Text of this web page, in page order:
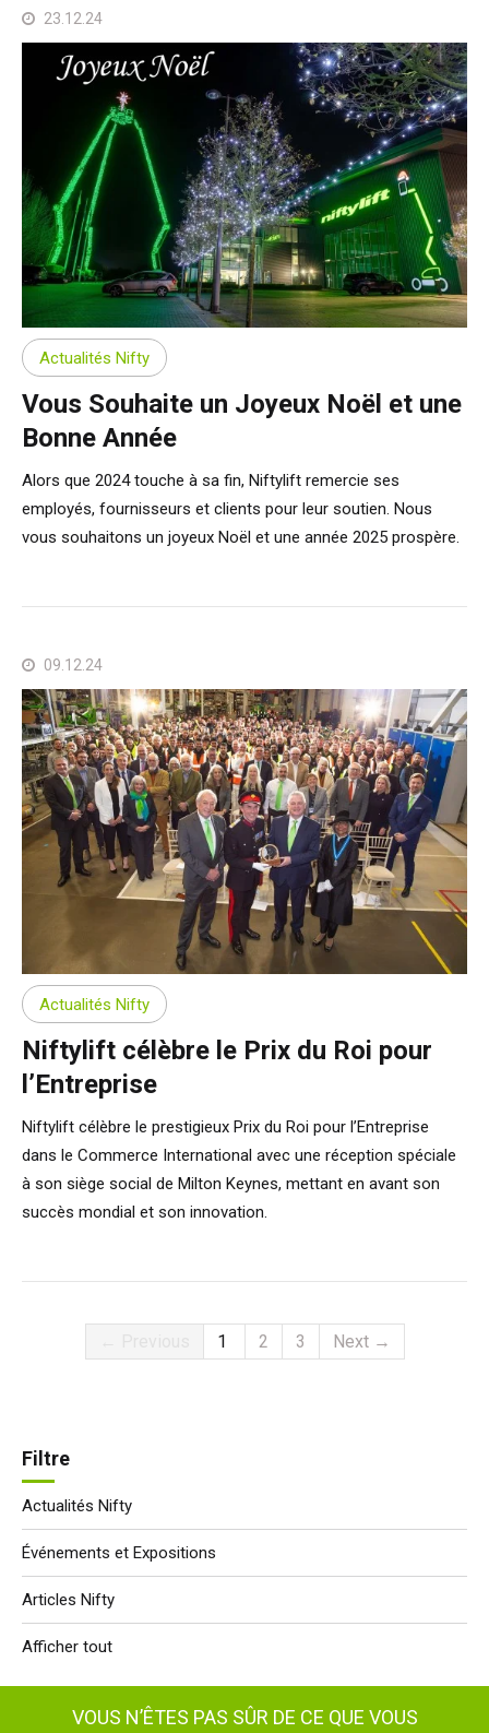
23.12.24
Actualités Nifty
Vous Souhaite un Joyeux Noël et une
Bonne Année
Alors que 2024 touche à sa fin, Niftylift remercie ses
employés, fournisseurs et clients pour leur soutien. Nous
vous souhaitons un joyeux Noël et une année 2025 prospère.
09.12.24
Actualités Nifty
Niftylift célèbre le Prix du Roi pour
l’Entreprise
Niftylift célèbre le prestigieux Prix du Roi pour l’Entreprise
dans le Commerce International avec une réception spéciale
à son siège social de Milton Keynes, mettant en avant son
succès mondial et son innovation.
1 2 3 Next →
Filtre
Actualités Nifty
Événements et Expositions
Articles Nifty
Afficher tout
VOUS N’ÊTES PAS SÛR DE CE QUE VOUS